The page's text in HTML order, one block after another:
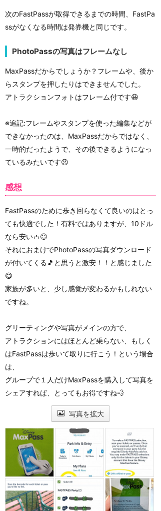
次のFastPassが取得できるまでの時間、FastPa
ssがなくなる時間は発券機と同じです。
PhotoPassの写真はフレームなし
MaxPassだからでしょうか？フレームや、後か
らスタンプを押したりはできませんでした。
アトラクションフォトはフレーム付です😆
※追記:フレームやスタンプを使った編集などが
できなかったのは、MaxPassだからではなく、
一時的だったようで、その後できるようになっ
ているみたいです😣
感想
FastPassのために歩き回らなくて良いのはとっ
ても快適でした！有料ではありますが、10ドル
なら安い👛😊
それにおまけでPhotoPassの写真ダウンロード
が付いてくる🎵と思うと激安！！と感じました
😋
家族が多いと、少し感覚が変わるかもしれない
ですね。
グリーティングや写真がメインの方で、
アトラクションにはほとんど乗らない、もしく
はFastPassは歩いて取りに行こう！という場合
は、
グループで１人だけMaxPassを購入して写真を
シェアすれば、とってもお得ですね💨
写真を拡大